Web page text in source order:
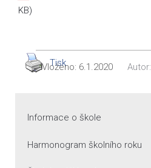
KB)
Tisk
Vloženo: 6.1.2020 Autor:
Informace o škole
Harmonogram školního roku